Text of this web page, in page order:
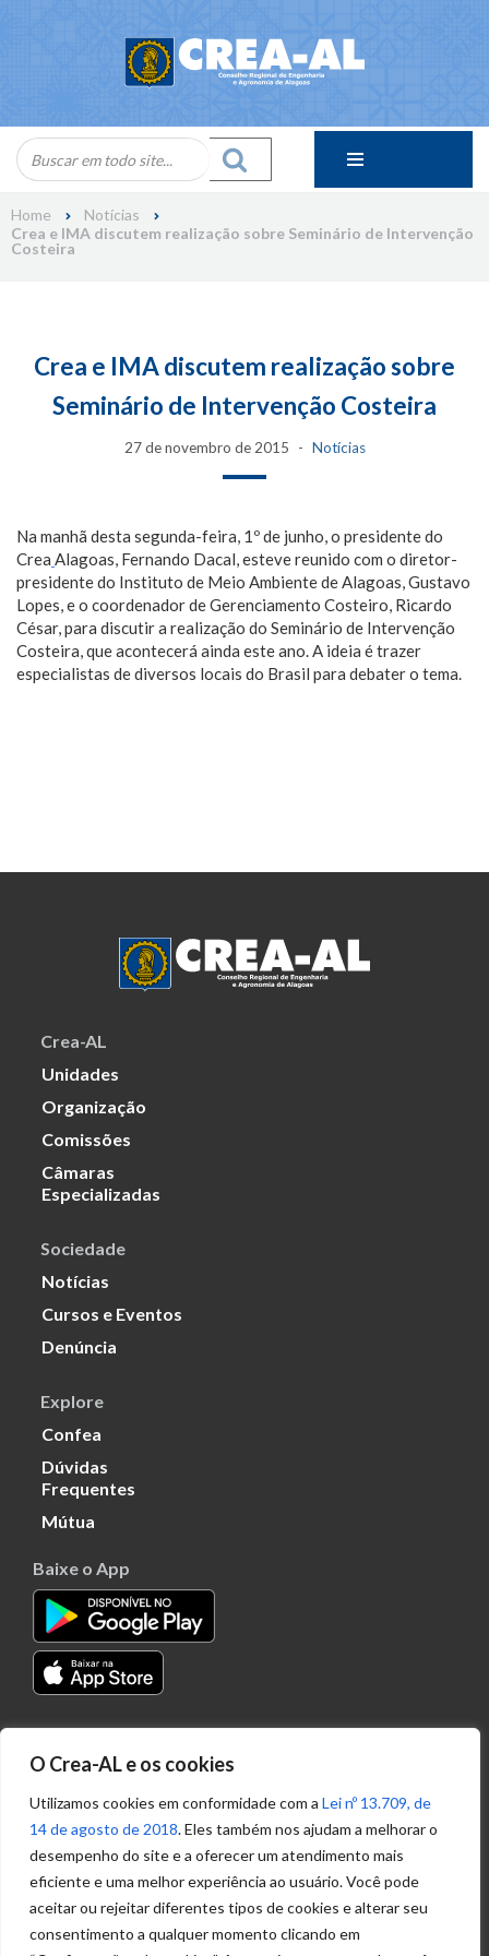
O Crea-AL e os cookies
Utilizamos cookies em conformidade com a Lei nº 13.709, de
14 de agosto de 2018. Eles também nos ajudam a melhorar o
desempenho do site e a oferecer um atendimento mais
eficiente e uma melhor experiência ao usuário. Você pode
aceitar ou rejeitar diferentes tipos de cookies e alterar seu
consentimento a qualquer momento clicando em
Home
Notícias
Crea e IMA discutem realização sobre Seminário de Intervenção
Costeira
Crea e IMA discutem realização sobre
Seminário de Intervenção Costeira
27 de novembro de 2015 Notícias
Na manhã desta segunda-feira, 1º de junho, o presidente do
Crea ‎Alagoas, Fernando Dacal, esteve reunido com o diretor-
presidente do Instituto de Meio Ambiente de Alagoas, Gustavo
Lopes, e o coordenador de Gerenciamento Costeiro, Ricardo
César, para discutir a realização do Seminário de Intervenção
Costeira, que acontecerá ainda este ano. A ideia é trazer
especialistas de diversos locais do Brasil para debater o tema.
Crea-AL
Unidades
Organização
Comissões
Câmaras
Especializadas
Sociedade
Notícias
Cursos e Eventos
Denúncia
Explore
Confea
Dúvidas
Frequentes
Mútua
Baixe o App
Transparência
Portal
Acesso à
Informação
Política de
Privacidade de